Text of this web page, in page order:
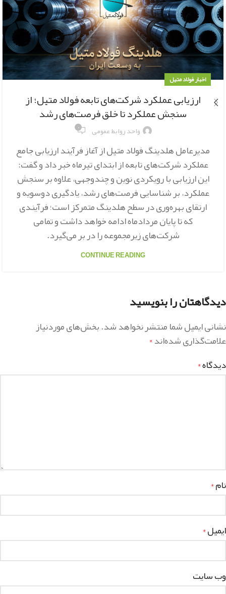
اخبار فولاد متیل
ارزیابی عملکرد شرکت‌های تابعه فولاد متیل؛ از
سنجش عملکرد تا خلق فرصت‌های رشد
واحد روابط عمومی ۰
مدیرعامل هلدینگ فولاد متیل از آغاز فرآیند ارزیابی جامع
عملکرد شرکت‌های تابعه از ابتدای تیرماه خبر داد و گفت:
این ارزیابی با رویکردی نوین و چندوجهی، علاوه بر سنجش
عملکرد، بر شناسایی فرصت‌های رشد، یادگیری دوسویه و
ارتقای بهره‌وری در سطح هلدینگ متمرکز است؛ فرآیندی
که تا پایان مردادماه ادامه خواهد داشت و تمامی
شرکت‌های زیرمجموعه را در بر می‌گیرد.
CONTINUE READING
دیدگاهتان را بنویسید
نشانی ایمیل شما منتشر نخواهد شد.بخش‌های موردنیاز
علامت‌گذاری شده‌اند*
دیدگاه*
نام*
ایمیل*
وب‌ سایت